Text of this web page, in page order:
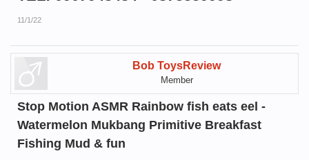
11/1/22
Bob ToysReview
Member
Stop Motion ASMR Rainbow fish eats eel -
Watermelon Mukbang Primitive Breakfast
Fishing Mud & fun